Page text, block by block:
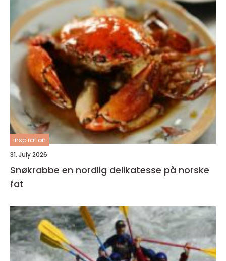
inspiration
31. July 2026
Snøkrabbe en nordlig delikatesse på norske
fat